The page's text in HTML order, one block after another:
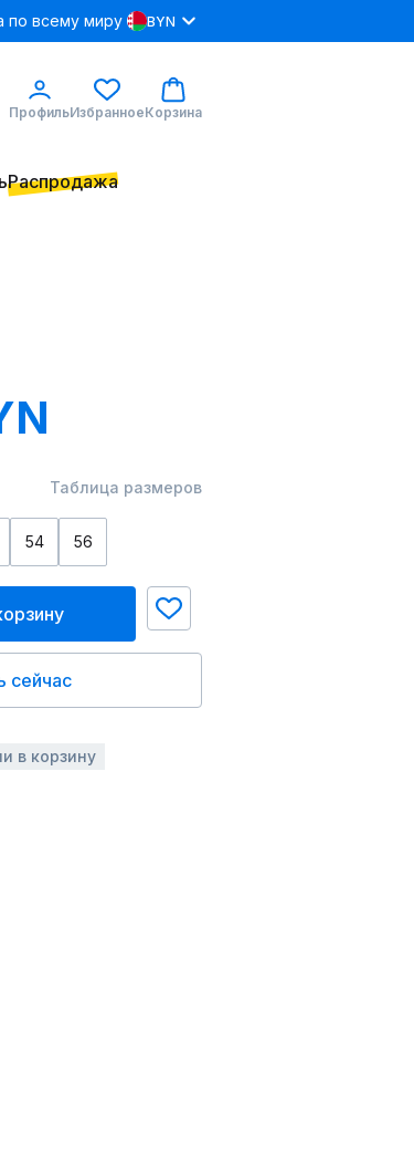
по всему миру BYN
ПрофильИзбранноеКорзина
Распродажа
Таблица размеров
54 56
сейчас
в корзину